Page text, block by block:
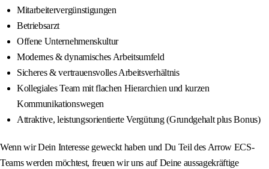
Mitarbeitervergünstigungen
Betriebsarzt
Offene Unternehmenskultur
Modernes & dynamisches Arbeitsumfeld
Sicheres & vertrauensvolles Arbeitsverhältnis
Kollegiales Team mit flachen Hierarchien und kurzen
Kommunikationswegen
Attraktive, leistungsorientierte Vergütung (Grundgehalt plus Bonus)
Wenn wir Dein Interesse geweckt haben und Du Teil des Arrow ECS-
Teams werden möchtest, freuen wir uns auf Deine aussagekräftige